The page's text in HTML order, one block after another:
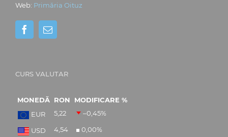
Web: Primăria Oituz
CURS VALUTAR
MONEDĂ RON
MODIFICARE %
EUR
5,22 –0,45%
USD 4,54 0,00%